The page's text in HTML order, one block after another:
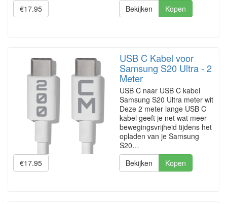
€17.95 Bekijken Kopen
USB C Kabel voor
Samsung S20 Ultra - 2
Meter
USB C naar USB C kabel
Samsung S20 Ultra meter wit
Deze 2 meter lange USB C
kabel geeft je net wat meer
bewegingsvrijheid tijdens het
opladen van je Samsung
S20…
€17.95
Bekijken Kopen